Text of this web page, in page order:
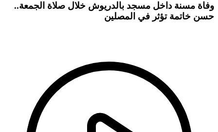
مسنة داخل مسجد بالدريوش خلال صلاة الجمعة..
خاتمة تؤثر في المصلين